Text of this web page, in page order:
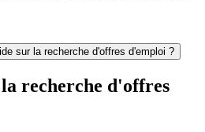
sur la recherche d'offres d'emploi ?
recherche d'offres